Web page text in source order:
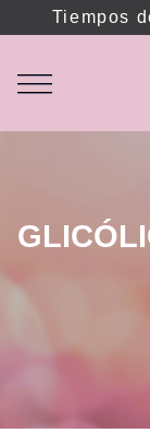
Tiempos